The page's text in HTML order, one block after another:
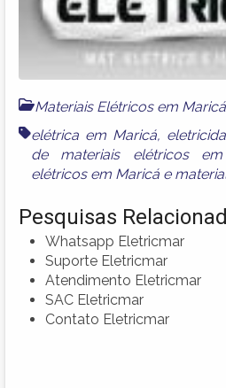
Materiais Elétricos em Maricá
elétrica em Maricá,
de materiais elétricos
elétricos em Maricá e
Pesquisas
Whatsapp Eletricmar
Suporte Eletricmar
Atendimento Eletricmar
SAC Eletricmar
Contato Eletricmar